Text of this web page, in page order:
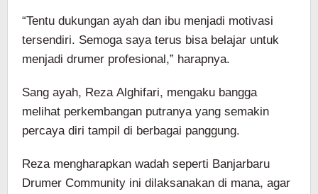
“Tentu dukungan ayah dan ibu menjadi motivasi
tersendiri. Semoga saya terus bisa belajar untuk
menjadi drumer profesional,” harapnya.
Sang ayah, Reza Alghifari, mengaku bangga
melihat perkembangan putranya yang semakin
percaya diri tampil di berbagai panggung.
Reza mengharapkan wadah seperti Banjarbaru
Drumer Community ini dilaksanakan di mana, agar